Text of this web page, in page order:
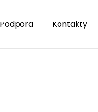
Podpora Kontakty